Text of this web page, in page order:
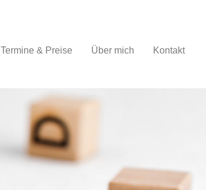
Termine & Preise Über mich Kontakt